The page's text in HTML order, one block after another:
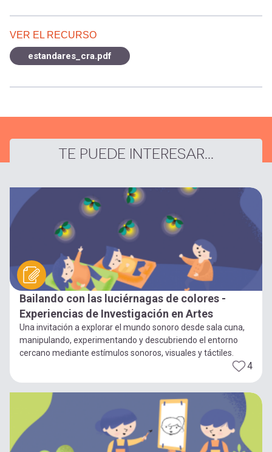
VER EL RECURSO
estandares_cra.pdf
TE PUEDE INTERESAR...
Bailando con las luciérnagas de colores -
Experiencias de Investigación en Artes
Una invitación a explorar el mundo sonoro desde sala cuna,
manipulando, experimentando y descubriendo el entorno
cercano mediante estímulos sonoros, visuales y táctiles.
4